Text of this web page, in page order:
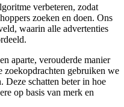
verbeteren, zodat
zoeken en doen. Ons
waarin alle advertenties
aparte, verouderde manier
zoekopdrachten gebruiken we
Deze schatten beter in hoe
op basis van merk en